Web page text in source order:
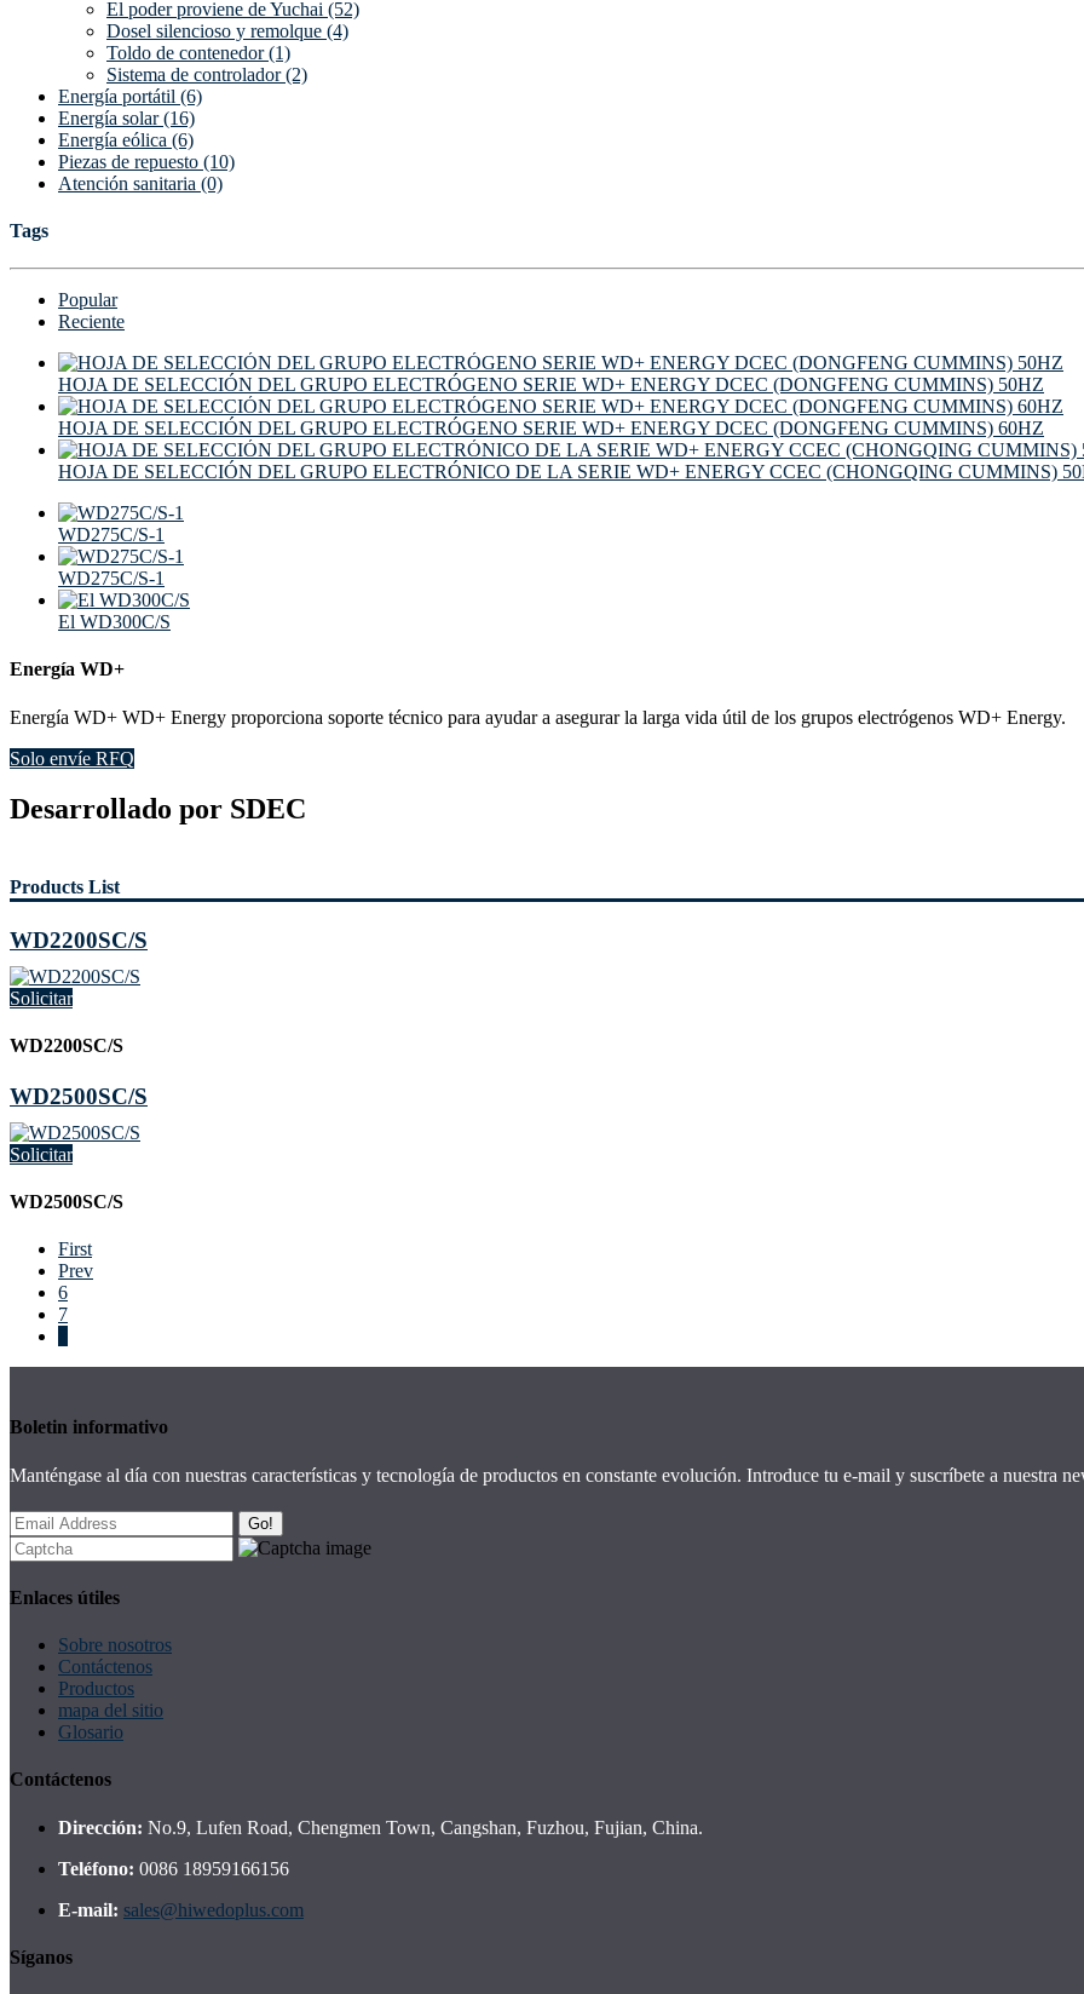
El poder proviene de Yuchai (52)
Dosel silencioso y remolque (4)
Toldo de contenedor (1)
Sistema de controlador (2)
Energía portátil (6)
Energía solar (16)
Energía eólica (6)
Piezas de repuesto (10)
Atención sanitaria (0)
Tags
Popular
Reciente
HOJA DE SELECCIÓN DEL GRUPO ELECTRÓGENO SERIE WD+ ENERGY DCEC (DONGFENG CUMMINS) 50HZ
HOJA DE SELECCIÓN DEL GRUPO ELECTRÓGENO SERIE WD+ ENERGY DCEC (DONGFENG CUMMINS) 60HZ
HOJA DE SELECCIÓN DEL GRUPO ELECTRÓNICO DE LA SERIE WD+ ENERGY CCEC (CHONGQING CUMMINS)
WD275C/S-1
WD275C/S-1
El WD300C/S
Energía WD+
Energía WD+ WD+ Energy proporciona soporte técnico para ayudar a asegurar la larga vida útil de los grupos electrógenos WD+ Energy.
Solo envíe RFQ
Desarrollado por SDEC
Products List
WD2200SC/S
Solicitar
WD2200SC/S
WD2500SC/S
Solicitar
WD2500SC/S
First
Prev
6
7
Boletin informativo
Manténgase al día con nuestras características y tecnología de productos en constante evolución. Introduce tu e-mail y suscríbete a nuestra
Go!
Enlaces útiles
Sobre nosotros
Contáctenos
Productos
mapa del sitio
Glosario
Contáctenos
Dirección: No.9, Lufen Road, Chengmen Town, Cangshan, Fuzhou, Fujian, China.
Teléfono: 0086 18959166156
E-mail: sales@hiwedoplus.com
Síganos